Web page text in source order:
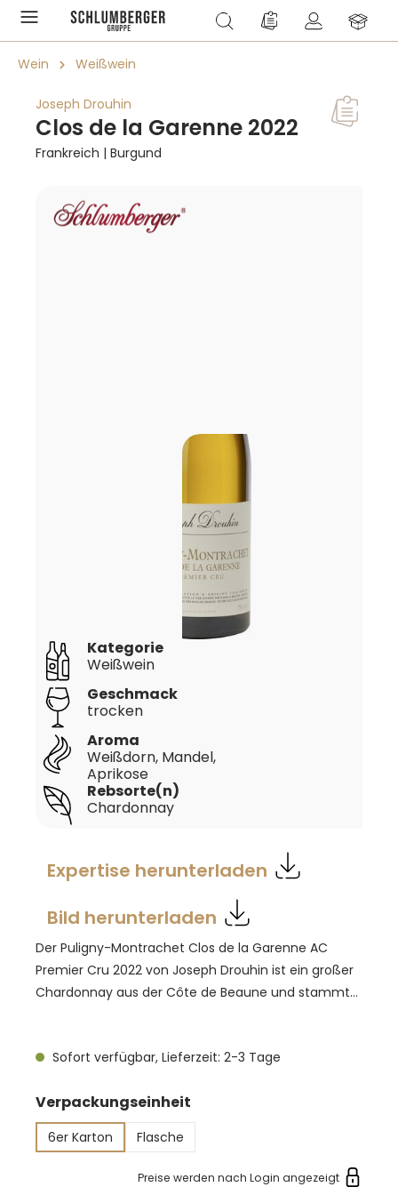
springen Du hast 0 Produkte
Wein Weißwein
Joseph Drouhin
Clos de la Garenne 2022
Frankreich | Burgund
Bildergalerie überspringen
Kategorie
Weißwein
Geschmack
trocken
Aroma
Weißdorn, Mandel,
Aprikose
Rebsorte(n)
Chardonnay
Expertise herunterladen
Bild herunterladen
Der Puligny-Montrachet Clos de la Garenne AC
Premier Cru 2022 von Joseph Drouhin ist ein großer
Chardonnay aus der Côte de Beaune und stammt
ockerfarbene Erde und Kiesel prägen den Standort
Charakter. Die Trauben werden von Hand gelesen;
nach langsamer Pressung erfolgen alkoholische und
malolaktische Gärung sowie der Ausbau über 16 bis
18 Monate in französischen Eichenfässern, davon
Sofort verfügbar, Lieferzeit: 2-3 Tage
Verpackungseinheit
6er Karton Flasche
Preise werden nach Login angezeigt